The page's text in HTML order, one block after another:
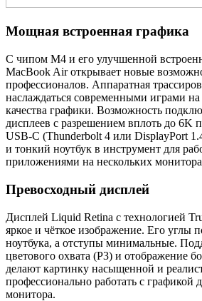
Мощная встроенная графика
С чипом M4 и его улучшенной
MacBook Air открывает новые
профессионалов. Аппаратная
наслаждаться современными играми
качества графики. Возможность
дисплеев с разрешением вплоть до 6K
USB-C (Thunderbolt 4 или DisplayPort
и тонкий ноутбук в инструмент для
приложениями на нескольких
Превосходный дисплей
Дисплей Liquid Retina с технологией
яркое и чёткое изображение. Его углы
ноутбука, а отступы минимальные.
цветового охвата (P3) и отображение
делают картинку насыщенной и
профессионально работать с графикой
монитора.